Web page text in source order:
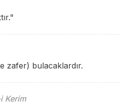
zafer) bulacaklardır.
Kerim